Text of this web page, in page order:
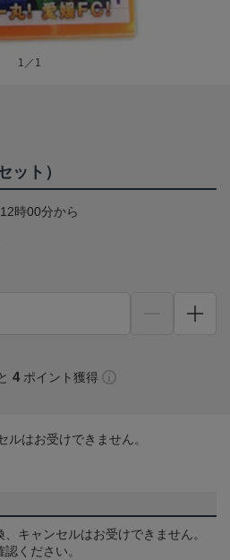
1／1
ット）
時00分から
4 ポイント獲得
はお受けできません。
キャンセルはお受けできません。
認ください。